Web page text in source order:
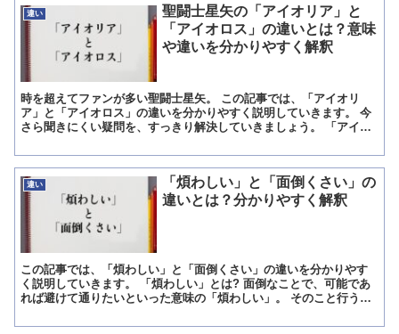
違い
聖闘士星矢の「アイオリア」と
「アイオロス」の違いとは？意味
や違いを分かりやすく解釈
時を超えてファンが多い聖闘士星矢。 この記事では、「アイオリ
ア」と「アイオロス」の違いを分かりやすく説明していきます。 今
さら聞きにくい疑問を、すっきり解決していきましょう。 「アイオ
違い
「煩わしい」と「面倒くさい」の
違いとは？分かりやすく解釈
この記事では、「煩わしい」と「面倒くさい」の違いを分かりやす
く説明していきます。 「煩わしい」とは? 面倒なことで、可能であ
れば避けて通りたいといった意味の「煩わしい」。 そのこと行うこ